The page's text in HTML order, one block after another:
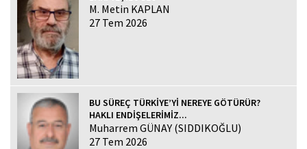
M. Metin KAPLAN
27 Tem 2026
BU SÜREÇ TÜRKİYE’Yİ NEREYE GÖTÜRÜR?
HAKLI ENDİŞELERİMİZ...
Muharrem GÜNAY (SIDDIKOĞLU)
27 Tem 2026